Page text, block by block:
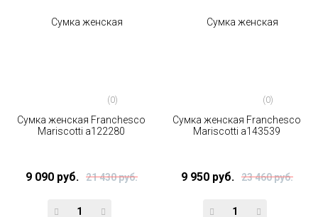
(0)
Сумка женская Franchesco
Mariscotti а122280
9 090 руб. 21 430 руб.
(0)
Сумка женская Franchesco
Mariscotti а143539
9 950 руб. 23 460 руб.